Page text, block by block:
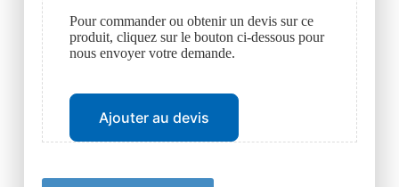
Pour commander ou obtenir un devis sur ce
produit, cliquez sur le bouton ci-dessous pour
nous envoyer votre demande.
Ajouter au devis